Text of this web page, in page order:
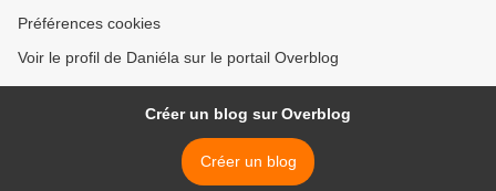
Préférences cookies
Voir le profil de Daniéla sur le portail Overblog
Créer un blog sur Overblog
Créer un blog